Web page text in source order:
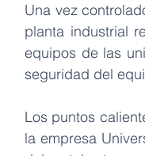
Una vez
planta industrial
equipos de las
seguridad del
Los puntos
la empresa